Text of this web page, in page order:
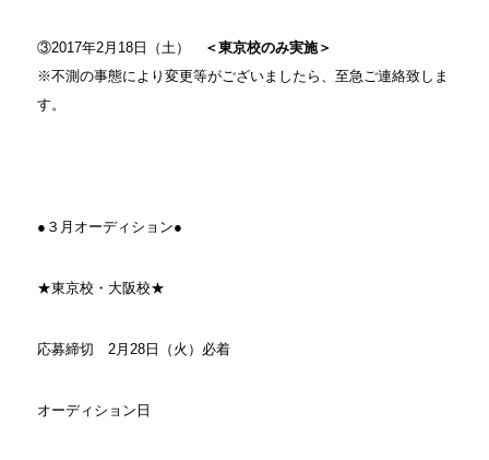
③2017年2月18日（土）
＜東京校のみ実施＞
※不測の事態により変更等がございましたら、至急ご連絡致しま
す。
●３月オーディション●
★東京校・大阪校★
応募締切 2月28日（火）必着
オーディション日